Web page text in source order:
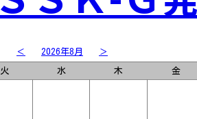
＜ 2026年8月 ＞
火 水 木 金